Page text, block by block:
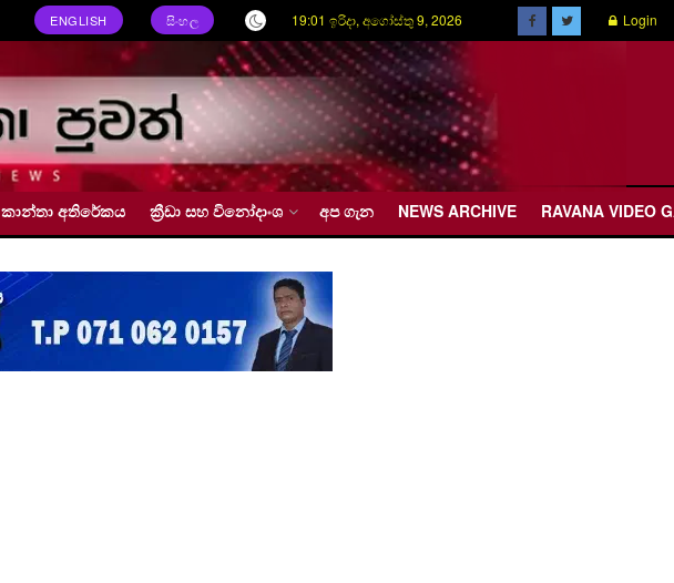
ENGLISH සිංහල 19:01 ඉරිදා, අගෝස්තු 9, 2026 Login
කාන්තා අතිරේකය ක්‍රීඩා සහ විනෝදාංශ අප ගැන NEWS ARCHIVE RAVANA VIDEO